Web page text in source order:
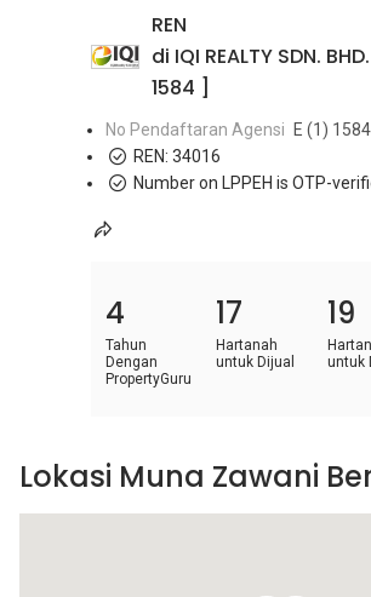
REN
di IQI REALTY SDN.
1584 ]
No Pendaftaran Agensi
E (1) 1584
REN: 34016
Number on LPPEH is OTP-
4
Tahun
Dengan
PropertyGuru
17
Hartanah
untuk Dijual
19
untuk
Lokasi Muna Zawani